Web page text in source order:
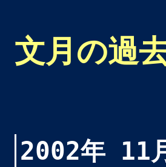
文月の過
2002年 11